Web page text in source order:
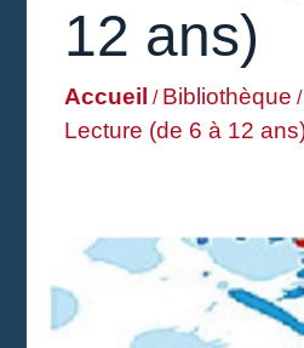
12 ans)
Accueil / Bibliothèque
Lecture (de 6 à 12